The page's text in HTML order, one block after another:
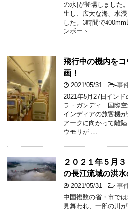
の水]が登場しました
生し、広大な海、水
した。3時間で
ンボート …
飛行中の機内を
画！
2021/05/31 -事
2021年5月27日イン
ラ・ガンディー国際
インディアの旅客機
アークに向かって離
ウモリが …
２０２１年５月
の長江流域の洪水
2021/05/31 -事
中国複数の省・市で
見舞われ、一部の川